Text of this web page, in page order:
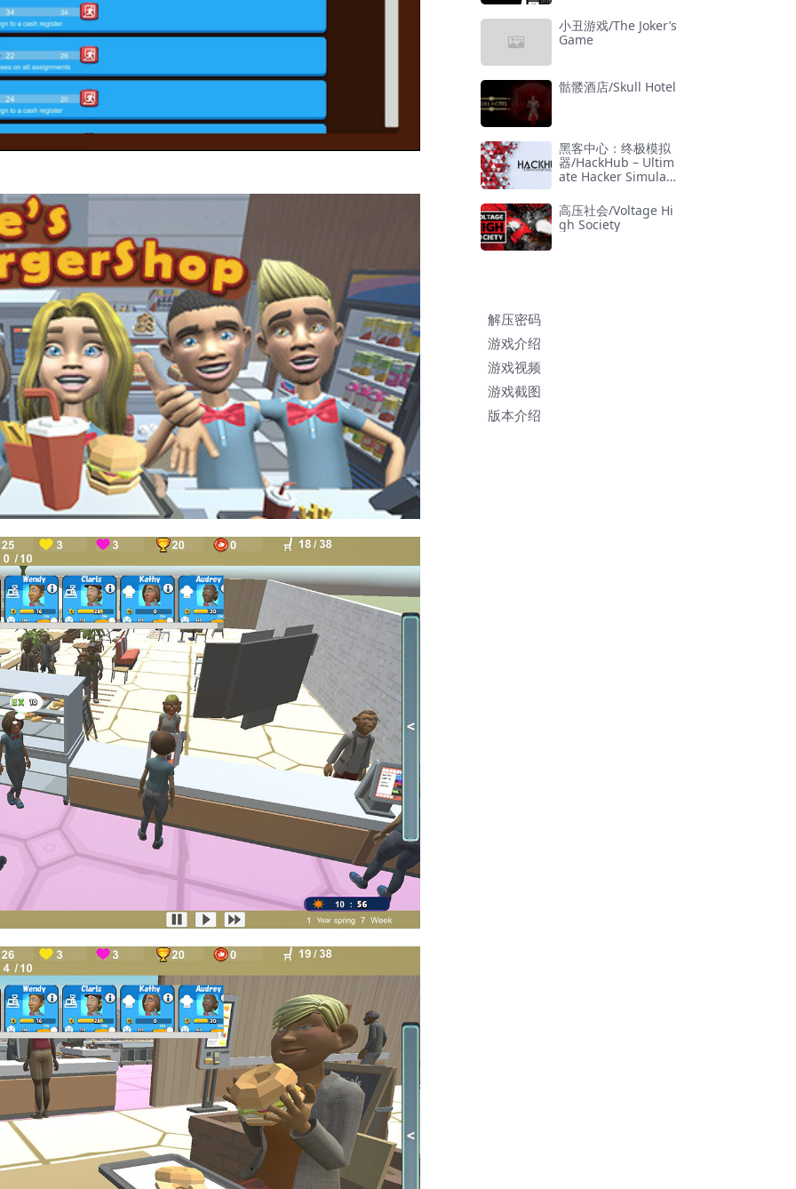
Video
小丑游戏/The Joker’s
Game
骷髅酒店/Skull Hotel
黑客中心：终极模拟
器/HackHub – Ultim
ate Hacker Simulat
高压社会/Voltage Hi
gh Society
解压密码
游戏介绍
游戏视频
游戏截图
版本介绍